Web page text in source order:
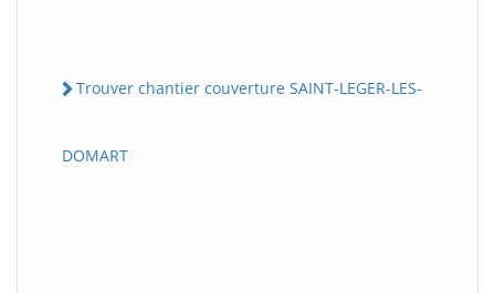
Trouver chantier couverture SAINT-LEGER-LES-
DOMART